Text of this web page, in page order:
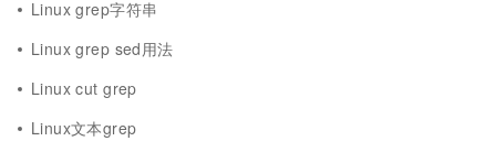
Linux grep字符串
Linux grep sed用法
Linux cut grep
Linux文本grep